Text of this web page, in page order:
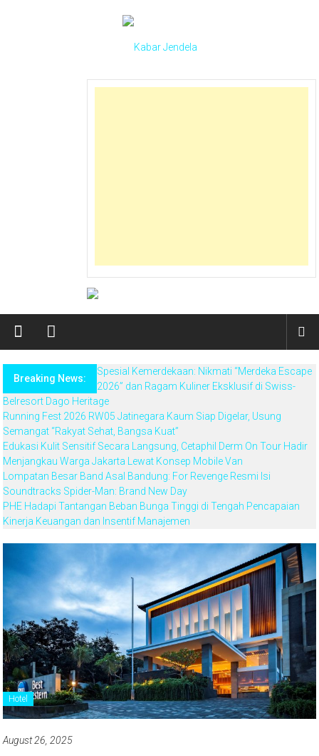
Breaking News:
Spesial Kemerdekaan: Nikmati “Merdeka Escape
2026” dan Ragam Kuliner Eksklusif di Swiss-
Belresort Dago Heritage
Running Fest 2026 RW05 Jatinegara Kaum Siap Digelar, Usung
Semangat “Rakyat Sehat, Bangsa Kuat”
Edukasi Kulit Sensitif Secara Langsung, Cetaphil Derm On Tour Hadir
Menjangkau Warga Jakarta Lewat Konsep Mobile Van
Lompatan Besar Band Asal Bandung: For Revenge Resmi Isi
Soundtracks Spider-Man: Brand New Day
PHE Hadapi Tantangan Beban Bunga Tinggi di Tengah Pencapaian
Kinerja Keuangan dan Insentif Manajemen
Hotel
August 26, 2025